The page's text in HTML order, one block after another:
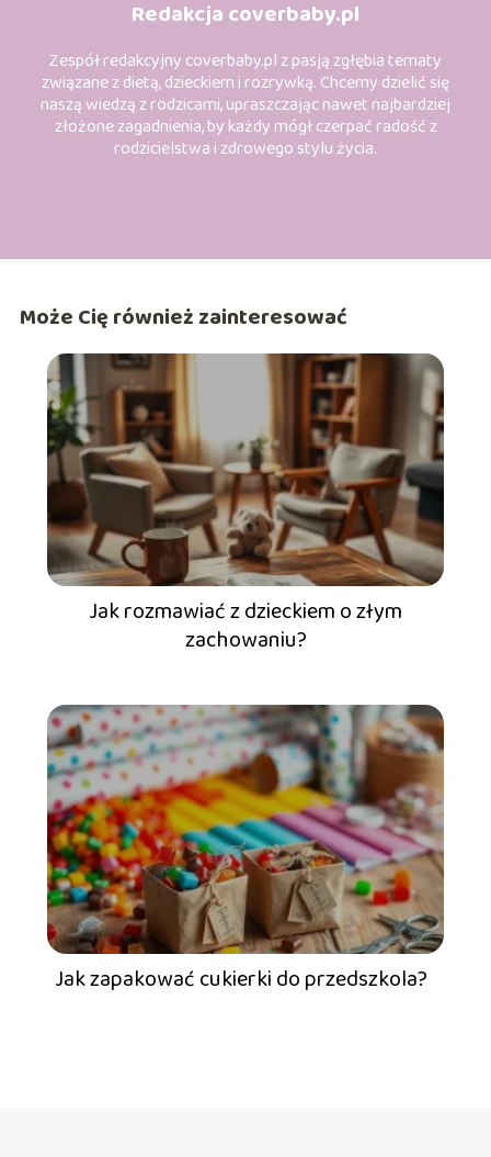
Redakcja coverbaby.pl
Zespół redakcyjny coverbaby.pl z pasją zgłębia tematy
związane z dietą, dzieckiem i rozrywką. Chcemy dzielić się
naszą wiedzą z rodzicami, upraszczając nawet najbardziej
złożone zagadnienia, by każdy mógł czerpać radość z
rodzicielstwa i zdrowego stylu życia.
Może Cię również zainteresować
Jak rozmawiać z dzieckiem o złym
zachowaniu?
Jak zapakować cukierki do przedszkola?